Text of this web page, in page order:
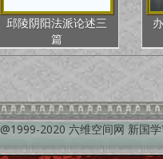
邱陵阴阳法派论述三
篇
@1999-2020 六维空间网 新